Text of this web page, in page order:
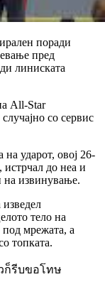
поради
пред
линиската
All-Star
со сервис
на ударот, овој 26-
до неа и
на извинување.
тело на
мрежата, а
топката.
ก็รีบขอโทษ